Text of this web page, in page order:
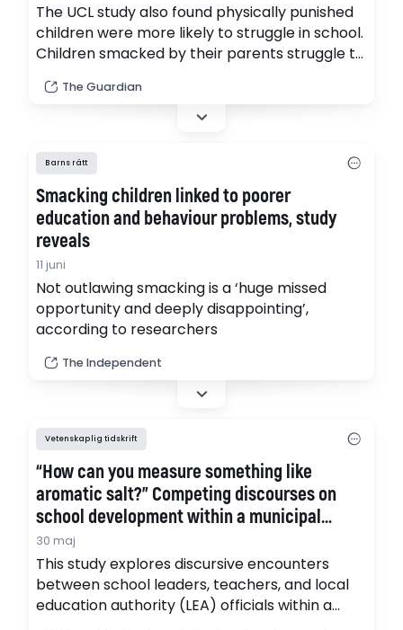
The UCL study also found physically punished
children were more likely to struggle in school.
Children smacked by their parents struggle to
bully others, causing a negative impact on
society, according to new research calling for
The Guardian
Barns rätt
Smacking children linked to poorer
education and behaviour problems, study
reveals
11 juni
Not outlawing smacking is a ‘huge missed
opportunity and deeply disappointing’,
according to researchers
The Independent
Vetenskaplig tidskrift
“How can you measure something like
aromatic salt?” Competing discourses on
school development within a municipal
quality improvement model
30 maj
This study explores discursive encounters
between school leaders, teachers, and local
education authority (LEA) officials within a